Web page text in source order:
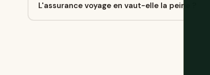
L'assurance voyage en vaut-elle la peine ?